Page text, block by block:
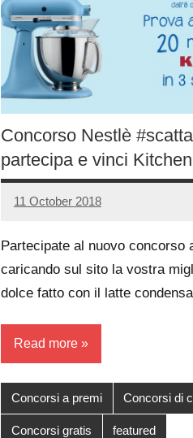
Concorso Nestlè
partecipa e vinci
11 October 2018
Luca
No
Partecipate al nuovo concorso
caricando sul sito la vostra
dolce fatto con il latte
Read more
Concorsi a premi Concorsi di
Concorsi gratis featured